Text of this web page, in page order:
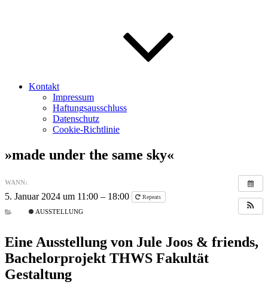
Kontakt
Impressum
Haftungsausschluss
Datenschutz
Cookie-Richtlinie
»made under the same sky«
WANN:
5. Januar 2024 um 11:00 – 18:00 Repeats
AUSSTELLUNG
Eine Ausstellung von Jule Joos & friends,
Bachelorprojekt THWS Fakultät
Gestaltung